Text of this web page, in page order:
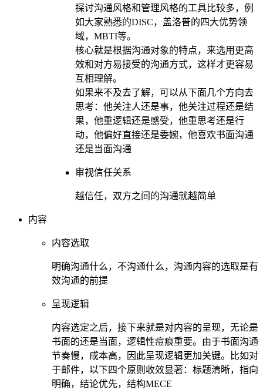
探讨沟通风格和管理风格的工具比较多，例
如大家熟悉的DISC，盖洛普的四大优势领
域，MBTI等。
核心就是根据沟通对象的特点，来选用更高
效和对方易接受的沟通方式，这样才更容易
互相理解。
如果来不及去了解，可以从下面几个方向去
思考：他关注人还是事，他关注过程还是结
果，他重逻辑还是感受，他重思考还是行
动，他偏好直接还是委婉，他喜欢书面沟通
还是当面沟通
审视信任关系
越信任，双方之间的沟通就越简单
内容
内容选取
明确沟通什么，不沟通什么，沟通内容的选取是有
效沟通的前提
呈现逻辑
内容选定之后，接下来就是对内容的呈现，无论是
书面的还是当面，逻辑性痘痕重要。由于书面沟通
节奏慢，成本高，因此呈现逻辑更加关键。比如对
于邮件，以下四个原则收效显著：标题清晰，指向
明确，结论优先，结构MECE